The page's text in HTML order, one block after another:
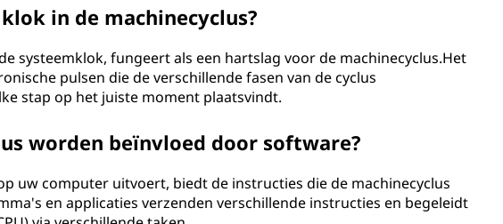
in de machinecyclus?
systeemklok, fungeert als een hartslag voor de machinecyclus.Het
pulsen die de verschillende fasen van de cyclus
stap op het juiste moment plaatsvindt.
worden beïnvloed door software?
uw computer uitvoert, biedt de instructies die de machinecyclus
en applicaties verzenden verschillende instructies en begeleidt